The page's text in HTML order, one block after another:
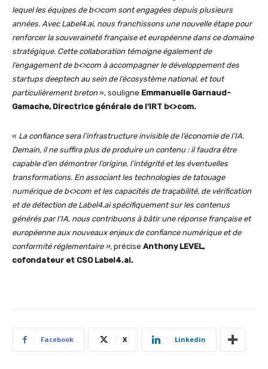
lequel les équipes de b<>com sont engagées depuis plusieurs
années. Avec Label4.ai, nous franchissons une nouvelle étape pour
renforcer la souveraineté française et européenne dans ce domaine
stratégique. Cette collaboration témoigne également de
l’engagement de b<>com à accompagner le développement des
startups deeptech au sein de l’écosystème national, et tout
particulièrement breton », souligne Emmanuelle Garnaud-
Gamache, Directrice générale de l’IRT b<>com.
« La confiance sera l’infrastructure invisible de l’économie de l’IA.
Demain, il ne suffira plus de produire un contenu : il faudra être
capable d’en démontrer l’origine, l’intégrité et les éventuelles
transformations. En associant les technologies de tatouage
numérique de b<>com et les capacités de traçabilité, de vérification
et de détection de Label4.ai spécifiquement sur les contenus
générés par l’IA, nous contribuons à bâtir une réponse française et
européenne aux nouveaux enjeux de confiance numérique et de
conformité réglementaire », précise Anthony LEVEL,
cofondateur et CSO Label4.ai.
Facebook X Linkedin